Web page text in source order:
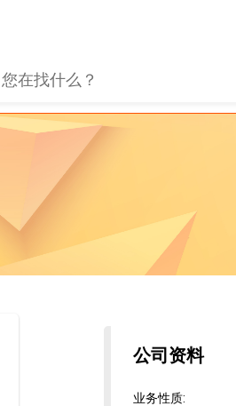
公司资料
业务性质: